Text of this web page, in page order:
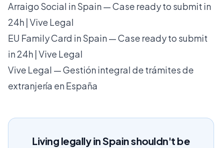
Arraigo Social in Spain — Case ready to submit in
24h | Vive Legal
EU Family Card in Spain — Case ready to submit
in 24h | Vive Legal
Vive Legal — Gestión integral de trámites de
extranjería en España
Living legally in Spain shouldn't be